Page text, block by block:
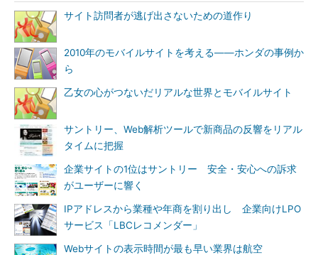
サイト訪問者が逃げ出さないための道作り
2010年のモバイルサイトを考える――ホンダの事例か
ら
乙女の心がつないだリアルな世界とモバイルサイト
サントリー、Web解析ツールで新商品の反響をリアル
タイムに把握
企業サイトの1位はサントリー 安全・安心への訴求
がユーザーに響く
IPアドレスから業種や年商を割り出し 企業向けLPO
サービス「LBCレコメンダー」
Webサイトの表示時間が最も早い業界は航空